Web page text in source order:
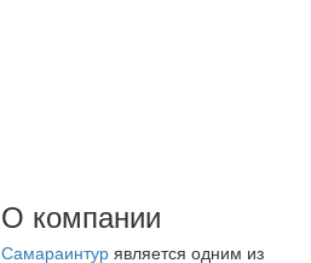
О компании
Самараинтур является одним из